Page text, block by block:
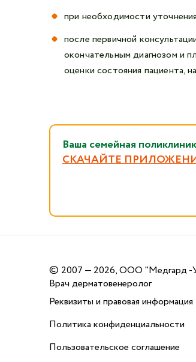
при необходимости
после первичной
окончательным диагнозом и
оценки состояния пациента,
Ваша семейная
СКАЧАЙТЕ
© 2007 — 2026, ООО "Медгард -
Врач дерматовенеролог
Реквизиты и правовая информация
Политика конфиденциальности
Пользовательское соглашение